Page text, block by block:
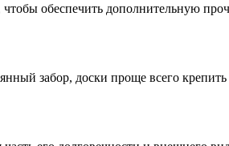
обеспечить дополнительную
забор, доски проще всего